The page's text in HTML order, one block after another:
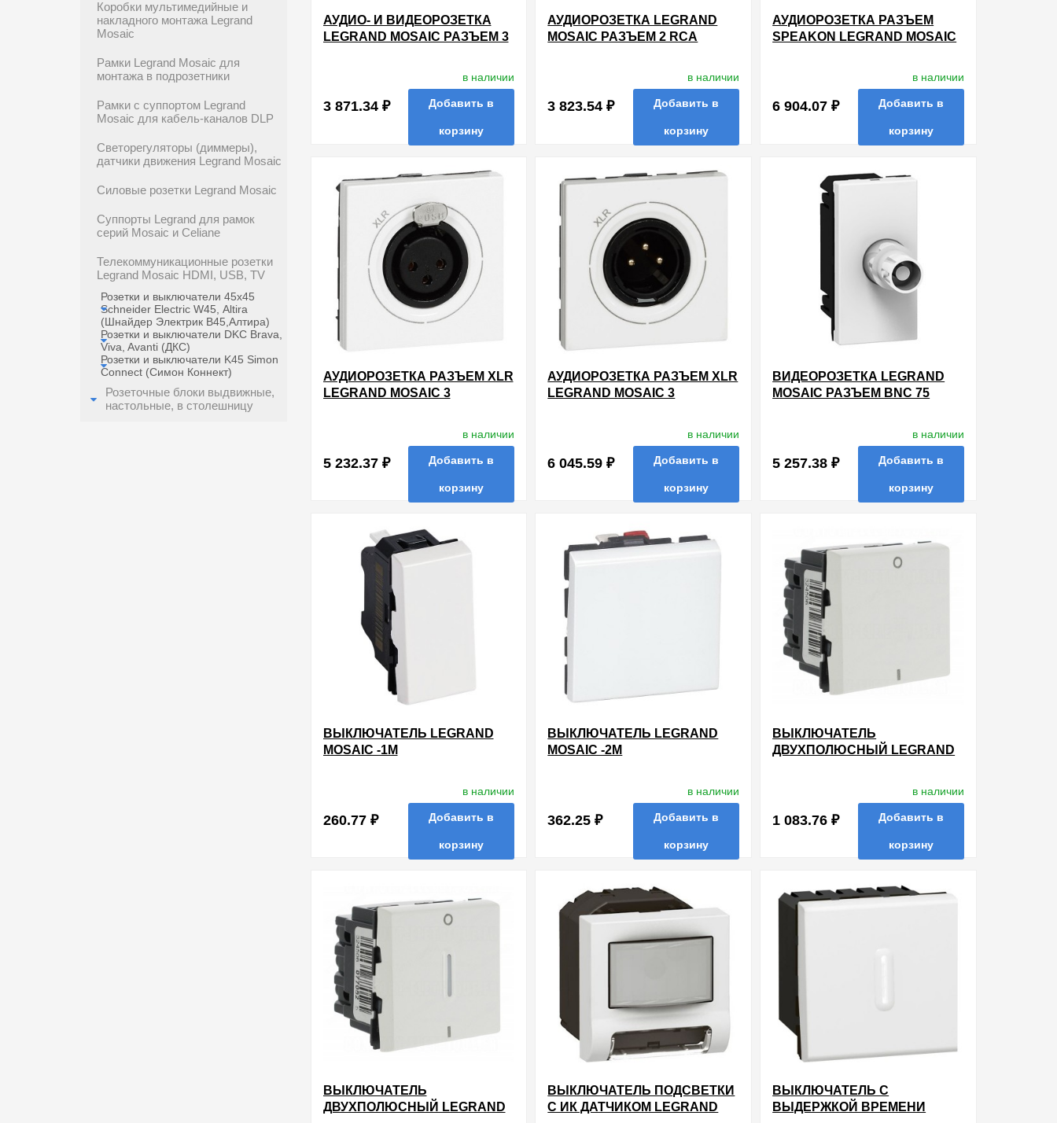
Коробки мультимедийные и
накладного монтажа Legrand
Mosaic
Рамки Legrand Mosaic для
монтажа в подрозетники
Рамки с суппортом Legrand
Mosaic для кабель-каналов DLP
Светорегуляторы (диммеры),
датчики движения Legrand Mosaic
Силовые розетки Legrand Mosaic
Суппорты Legrand для рамок
серий Mosaic и Celiane
Телекоммуникационные розетки
Legrand Mosaic HDMI, USB, TV
Розетки и выключатели 45х45
Schneider Electric W45, Аltira
(Шнайдер Электрик В45,Алтира)
Розетки и выключатели DKC Brava,
Viva, Avanti (ДКС)
Розетки и выключатели K45 Simon
Connect (Симон Коннект)
Розеточные блоки выдвижные,
настольные, в столешницу
АУДИО- И ВИДЕОРОЗЕТКА
LEGRAND MOSAIC РАЗЪЕМ 3
3 871.34 ₽
в наличии
Добавить в
корзину
АУДИОРОЗЕТКА LEGRAND
MOSAIC РАЗЪЕМ 2 RCA
3 823.54 ₽
в наличии
Добавить в
корзину
АУДИОРОЗЕТКА РАЗЪЕМ
SPEAKON LEGRAND MOSAIC
6 904.07 ₽
в наличии
Добавить в
корзину
АУДИОРОЗЕТКА РАЗЪЕМ XLR
LEGRAND MOSAIC 3
МОДУЛЯ БЕЛЫЙ
5 232.37 ₽
в наличии
Добавить в
корзину
АУДИОРОЗЕТКА РАЗЪЕМ XLR
LEGRAND MOSAIC 3
МОДУЛЯ БЕЛЫЙ
6 045.59 ₽
в наличии
Добавить в
корзину
ВИДЕОРОЗЕТКА LEGRAND
MOSAIC РАЗЪЕМ BNC 75
5 257.38 ₽
в наличии
Добавить в
корзину
ВЫКЛЮЧАТЕЛЬ LEGRAND
MOSAIC -1М
260.77 ₽
в наличии
Добавить в
корзину
ВЫКЛЮЧАТЕЛЬ LEGRAND
MOSAIC -2М
362.25 ₽
в наличии
Добавить в
корзину
ВЫКЛЮЧАТЕЛЬ
ДВУХПОЛЮСНЫЙ LEGRAND
1 083.76 ₽
в наличии
Добавить в
корзину
ВЫКЛЮЧАТЕЛЬ
ДВУХПОЛЮСНЫЙ LEGRAND
ВЫКЛЮЧАТЕЛЬ ПОДСВЕТКИ
С ИК ДАТЧИКОМ LEGRAND
ВЫКЛЮЧАТЕЛЬ С
ВЫДЕРЖКОЙ ВРЕМЕНИ